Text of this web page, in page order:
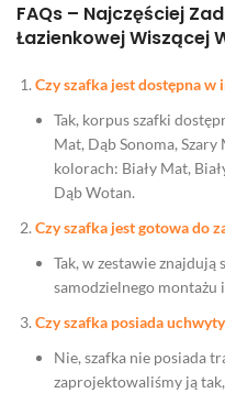
FAQs – Najczęściej
Łazienkowej Wiszącej
Czy szafka jest dostępna w
Tak, korpus szafki
Mat, Dąb Sonoma,
kolorach: Biały Mat,
Dąb Wotan.
Czy szafka jest gotowa do
Tak, w zestawie znajdują
samodzielnego montażu
Czy szafka posiada
Nie, szafka nie posiada
zaprojektowaliśmy ją